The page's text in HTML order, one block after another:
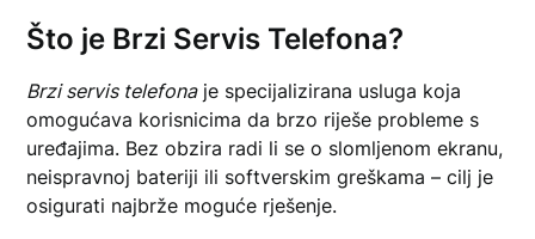
Što je Brzi Servis Telefona?
Brzi servis telefonaje specijalizirana usluga koja
omogućava korisnicima da brzo riješe probleme s
uređajima. Bez obzira radi li se o slomljenom ekranu,
neispravnoj bateriji ili softverskim greškama – cilj je
osigurati najbrže moguće rješenje.